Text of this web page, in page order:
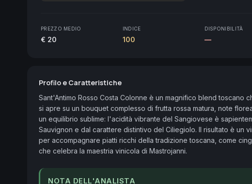
PREZZO MEDIO
€ 20
INDICE
100
DISPONIBILITÀ
—
Profilo e Caratteristiche
Sant'Antimo Rosso Costa Colonne è un magnifico blend toscano
si apre su un bouquet complesso di frutta rossa matura, note
un equilibrio sublime: l'acidità vibrante del Sangiovese è
Sauvignon e dal carattere distintivo del Ciliegiolo. Il risultato è
per accompagnare piatti ricchi della tradizione toscana, come
che celebra la maestria vinicola di Mastrojanni.
NOTA DELL'ANALISTA